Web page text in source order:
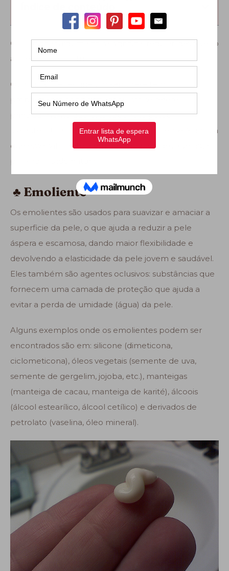
Condicionar alguma coisa significa: regular, devolve-lo
ao seu estado natural.
Quando você ler que um sabonete tem
propriedades condicionadora, isso se refere
principalmente que este sabonete possui
características de umectação e é emoliente. Significa
que esse sabonete além de limpar vai devolver sua
♣ Emoliente
Os emolientes são usados para suavizar e amaciar a
superficie da pele, o que ajuda a reduzir a pele
áspera e escamosa, dando maior flexibilidade e
devolvendo a elasticidade da pele jovem e saudável.
Eles também são agentes oclusivos: substâncias que
fornecem uma camada de proteção que ajuda a
evitar a perda de umidade (água) da pele.
Alguns exemplos onde os emolientes podem ser
encontrados são em: silicone (dimeticona,
ciclometicona), óleos vegetais (semente de uva,
semente de gergelim, jojoba, etc.), manteigas
(manteiga de cacau, manteiga de karité), álcoois
(álcool estearílico, álcool cetílico) e derivados de
petrolato (vaselina, óleo mineral).